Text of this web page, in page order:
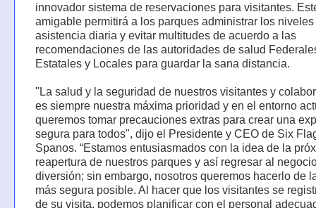
innovador sistema de reservaciones para visitantes.
amigable permitirá a los parques administrar los niveles
asistencia diaria y evitar multitudes de acuerdo a las
recomendaciones de las autoridades de salud
Estatales y Locales para guardar la sana distancia.
"La salud y la seguridad de nuestros visitantes y
es siempre nuestra máxima prioridad y en el entorno
queremos tomar precauciones extras para crear una
segura para todos", dijo el Presidente y CEO de Six
Spanos. “Estamos entusiasmados con la idea de la
reapertura de nuestros parques y así regresar al
diversión; sin embargo, nosotros queremos hacerlo de
más segura posible. Al hacer que los visitantes se
de su visita, podemos planificar con el personal